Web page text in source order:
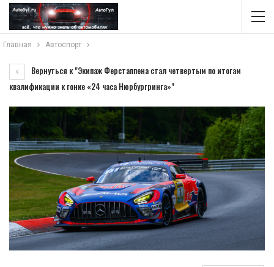
Главная Автоспорт
Вернуться к "Экипаж Ферстаппена стал четвертым по итогам
квалификации к гонке «24 часа Нюрбургринга»"